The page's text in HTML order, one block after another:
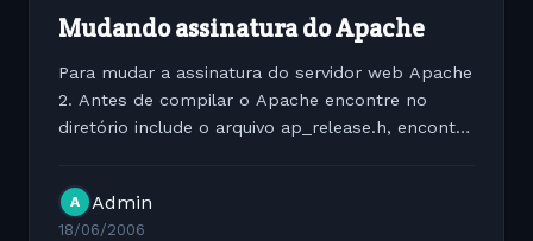
Mudando assinatura do Apache
Para mudar a assinatura do servidor web Apache
2. Antes de compilar o Apache encontre no
diretório include o arquivo ap_release.h, encontre
Apache substitua pela...
A Admin
18/06/2006